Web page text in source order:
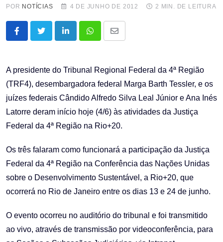
POR NOTÍCIAS 4 DE JUNHO DE 2012 2 MIN. DE LEITURA
LinkedInWhatsapp
Email
A presidente do Tribunal Regional Federal da 4ª Região
(TRF4), desembargadora federal Marga Barth Tessler, e os
juízes federais Cândido Alfredo Silva Leal Júnior e Ana Inés
Latorre deram início hoje (4/6) às atividades da Justiça
Federal da 4ª Região na Rio+20.
Os três falaram como funcionará a participação da Justiça
Federal da 4ª Região na Conferência das Nações Unidas
sobre o Desenvolvimento Sustentável, a Rio+20, que
ocorrerá no Rio de Janeiro entre os dias 13 e 24 de junho.
O evento ocorreu no auditório do tribunal e foi transmitido
ao vivo, através de transmissão por videoconferência, para